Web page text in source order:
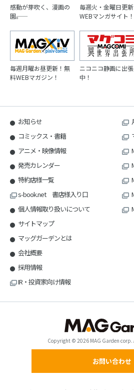
感動が芽吹く、漫画の
園――。
毎週火・金曜日更新
WEBマンガサイト！
毎週月曜お昼更新！無
料WEBマガジン！
ニコニコ静画に出張
中！
お知らせ
コミックス・書籍
アニメ・映像情報
発売カレンダー
特約店様一覧
s-book.net 書店様入り口
個人情報取り扱いについて
サイトマップ
マッグガーデンとは
会社概要
採用情報
IR・投資家向け情報
Copyright © 2026 MAG Garden corp.
お問い合わせ